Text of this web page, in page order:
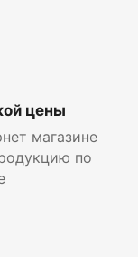
цены
магазине
по